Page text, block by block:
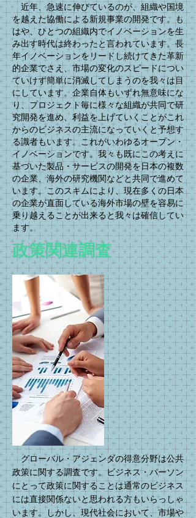
近年、急速に伸びているのが、組織や国境
を越えた協働による新規事業の開発です。も
はや、ひとつの組織内でイノベーションを生
み出す時代は終わったと言われています。長
年イノベーションをリードし続けてきた革新
的企業でさえ、市場の変化のスピードについ
ていけず簡単に消滅してしまうのを我々は目
にしています。企業自体もいずれ無意味にな
り、プロジェクト毎に様々な組織が共同で研
究開発を進め、利益を上げていくことがこれ
からのビジネスの主流になっていくと予想す
る識者もいます。これがいわゆるオープン・
イノベーションです。我々も既にこの考えに
基づいた製品・サービスの開発を日本の複数
の企業、海外の研究機関などと共同で進めて
います。このスキムにより、現在多くの日本
の企業が直面している海外市場の壁を容易に
乗り越えることが出来ると我々は確信してい
ます。
政策関連調査
グローバル・アジェンダの得意分野は公共
政策に関する調査です。ビジネス・パーソン
にとって政策に関することは通常のビジネス
には直接関係ないと思われる方もいらっしゃ
います。しかし、現代社会において、市場や